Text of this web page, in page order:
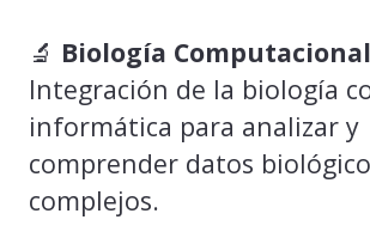
🔬 Biología Computacional
Integración de la biología
informática para analizar y
comprender datos
complejos.